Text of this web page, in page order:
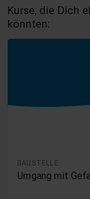
Kurse, die Dich
könnten:
BAUSTELLE
Umgang mit